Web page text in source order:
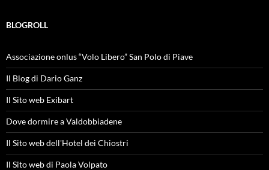
BLOGROLL
Associazione onlus “Volo Libero” San Polo di Piave
Il Blog di Dario Ganz
Il Sito web Exibart
Dove dormire a Valdobbiadene
Il Sito web dell'Hotel dei Chiostri
Il Sito web di Paola Volpato